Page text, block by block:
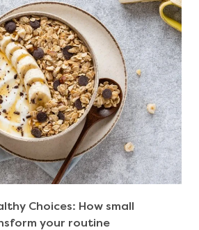
Choices: How small
your routine